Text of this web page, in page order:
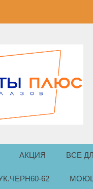
АКЦИЯ ВСЕ
62